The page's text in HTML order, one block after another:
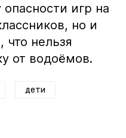
игр на
но и
что нельзя
от водоёмов.
дети